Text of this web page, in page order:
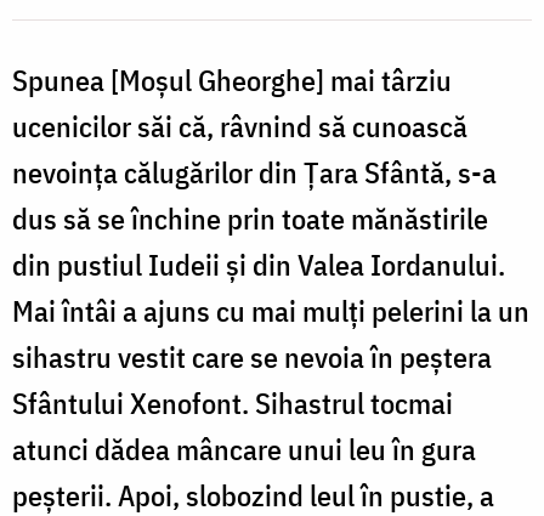
Spunea [Moșul Gheorghe] mai târziu
ucenicilor săi că, râvnind să cunoască
nevoinţa călugărilor din Ţara Sfântă, s-a
dus să se închine prin toate mănăstirile
din pustiul Iudeii şi din Valea Iordanului.
Mai întâi a ajuns cu mai mulţi pelerini la un
sihastru vestit care se nevoia în peştera
Sfântului Xenofont. Sihastrul tocmai
atunci dădea mâncare unui leu în gura
peşterii. Apoi, slobozind leul în pustie, a